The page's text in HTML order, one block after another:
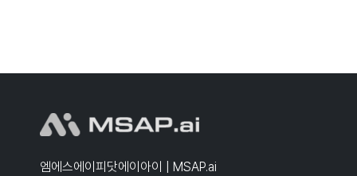
엠에스에이피닷에이아이 | MSAP.ai